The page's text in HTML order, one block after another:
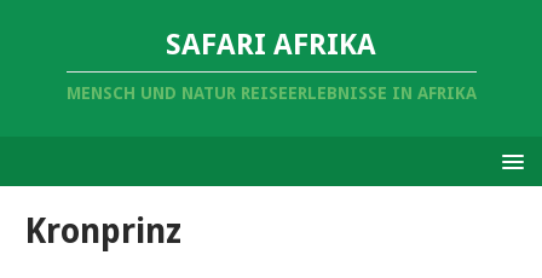
SAFARI AFRIKA
MENSCH UND NATUR REISEERLEBNISSE IN AFRIKA
Kronprinz